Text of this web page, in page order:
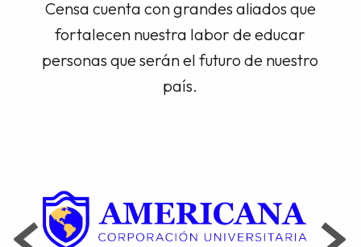
Censa cuenta con grandes aliados que
fortalecen nuestra labor de educar
personas que serán el futuro de nuestro
país.